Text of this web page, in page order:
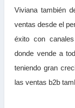
Viviana también
ventas desde el
éxito con
donde vende a
teniendo gran
las ventas b2b